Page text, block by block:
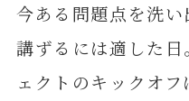
今ある問題点を洗
講ずるには適した
ェクトのキックオフ